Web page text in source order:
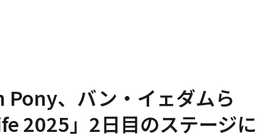
Pony、バン・イェダムら
2025」2日目のステージに